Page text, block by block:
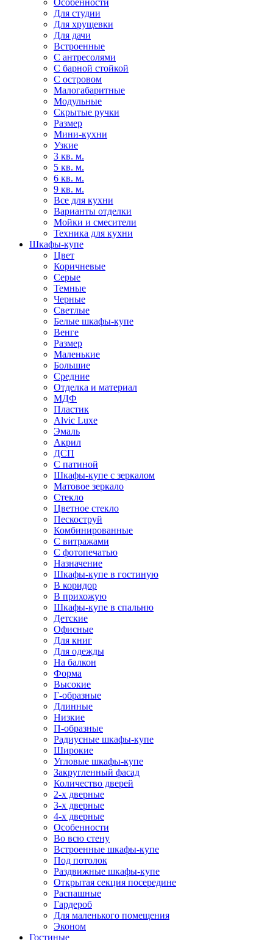
Особенности
Для студии
Для хрущевки
Для дачи
Встроенные
С антресолями
С барной стойкой
С островом
Малогабаритные
Модульные
Скрытые ручки
Размер
Мини-кухни
Узкие
3 кв. м.
5 кв. м.
6 кв. м.
9 кв. м.
Все для кухни
Варианты отделки
Мойки и смесители
Техника для кухни
Шкафы-купе
Цвет
Коричневые
Серые
Темные
Черные
Светлые
Белые шкафы-купе
Венге
Размер
Маленькие
Большие
Средние
Отделка и материал
МДФ
Пластик
Alvic Luxe
Эмаль
Акрил
ДСП
С патиной
Шкафы-купе с зеркалом
Матовое зеркало
Стекло
Цветное стекло
Пескоструй
Комбинированные
С витражами
С фотопечатью
Назначение
Шкафы-купе в гостиную
В коридор
В прихожую
Шкафы-купе в спальню
Детские
Офисные
Для книг
Для одежды
На балкон
Форма
Высокие
Г-образные
Длинные
Низкие
П-образные
Радиусные шкафы-купе
Широкие
Угловые шкафы-купе
Закругленный фасад
Количество дверей
2-х дверные
3-х дверные
4-х дверные
Особенности
Во всю стену
Встроенные шкафы-купе
Под потолок
Раздвижные шкафы-купе
Открытая секция посередине
Распашные
Гардероб
Для маленького помещения
Эконом
Гостиные